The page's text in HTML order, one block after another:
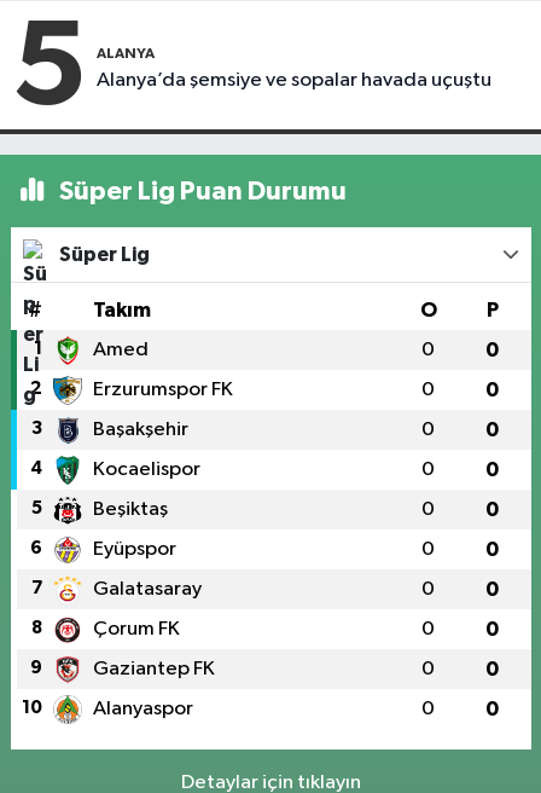
5 ALANYA
Alanya’da şemsiye ve sopalar havada uçuştu
Süper Lig Puan Durumu
Süper Lig
# Takım O P
1 Amed 0 0
2 Erzurumspor FK 0 0
3 Başakşehir 0 0
4 Kocaelispor 0 0
5 Beşiktaş 0 0
6 Eyüpspor 0 0
7 Galatasaray 0 0
8 Çorum FK 0 0
9 Gaziantep FK 0 0
10 Alanyaspor 0 0
Detaylar için tıklayın